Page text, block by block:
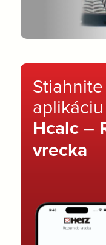
aplikáciu
Hcalc –
vrecka